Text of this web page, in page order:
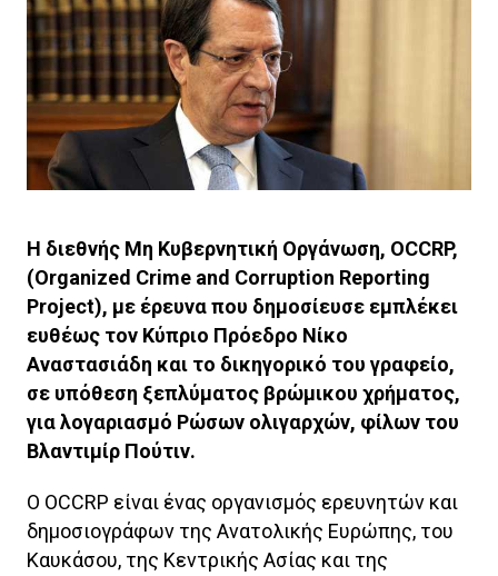
Η διεθνής Μη Κυβερνητική Οργάνωση, OCCRP,
(Organized Crime and Corruption Reporting
Project), με έρευνα που δημοσίευσε εμπλέκει
ευθέως τον Κύπριο Πρόεδρο Νίκο
Αναστασιάδη και το δικηγορικό του γραφείο,
σε υπόθεση ξεπλύματος βρώμικου χρήματος,
για λογαριασμό Ρώσων ολιγαρχών, φίλων του
Βλαντιμίρ Πούτιν.
O OCCRP είναι ένας οργανισμός ερευνητών και
δημοσιογράφων της Ανατολικής Ευρώπης, του
Καυκάσου, της Κεντρικής Ασίας και της